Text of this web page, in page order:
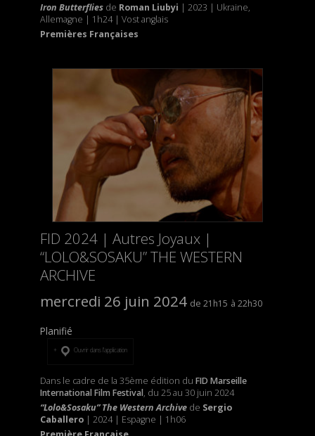
Iron Butterfliesde Roman Liubyi | 2023 | Ukraine,
Allemagne | 1h24 | Vost anglais
Premières Françaises
FID 2024 | Autres Joyaux |
“LOLO&SOSAKU” THE WESTERN
ARCHIVE
mercredi 26 juin 2024
21h15 22h30
Planifié
Ouvrir dans l’application
Dans le cadre de la 35ème édition du FID Marseille
International Film Festival, du 25 au 30 juin 2024
“Lolo&Sosaku” The Western Archivede Sergio
Caballero| 2024 | Espagne | 1h06